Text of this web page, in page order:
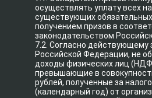
осуществлять уплату всех
существующих
получением призов в
законодательством
7.2. Согласно действующему
Российской Федерации, не
доходы физических лиц
превышающие в
рублей, полученные за
(календарный год) от